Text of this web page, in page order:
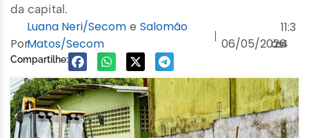
da capital.
Por
Luana Neri/Secom e Salomão
Matos/Secom
|
06/05/2026
às
11:3
4
Compartilhe: